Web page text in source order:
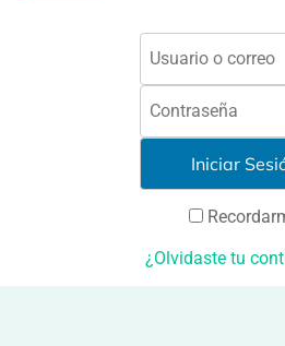
¿Olvidaste tu